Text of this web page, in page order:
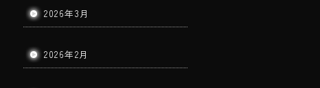
2026年3月
2026年2月